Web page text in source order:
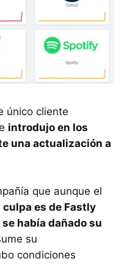
único cliente
introdujo en los
una actualización a
que aunque el
culpa es de Fastly
había dañado su
su
condiciones